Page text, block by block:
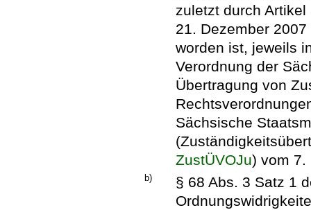
zuletzt durch
21. Dezember
worden ist, jeweils
Verordnung der
Übertragung von
Sächsische
ZustÜVOJu) vom 7.
b)
§ 68 Abs. 3 Satz 1